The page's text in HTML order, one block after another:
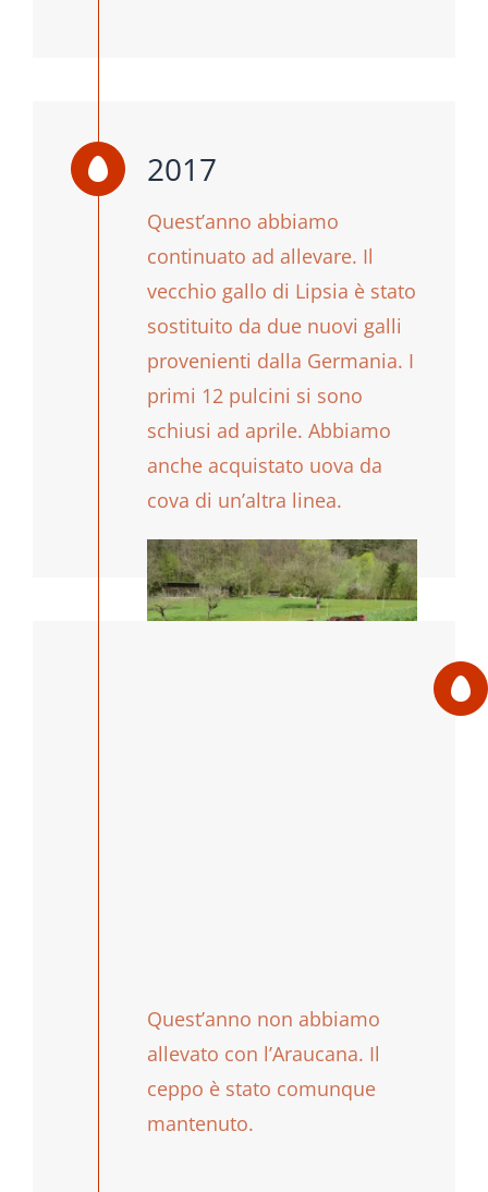
2017
Quest’anno abbiamo
continuato ad allevare. Il
vecchio gallo di Lipsia è stato
sostituito da due nuovi galli
provenienti dalla Germania. I
primi 12 pulcini si sono
schiusi ad aprile. Abbiamo
anche acquistato uova da
cova di un’altra linea.
Quest’anno non abbiamo
allevato con l’Araucana. Il
ceppo è stato comunque
mantenuto.